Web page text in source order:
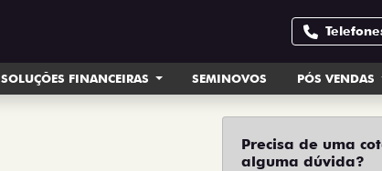
SOLUÇÕES FINANCEIRAS SEMINOVOS PÓS VENDAS
Precisa de uma
alguma dúvida?